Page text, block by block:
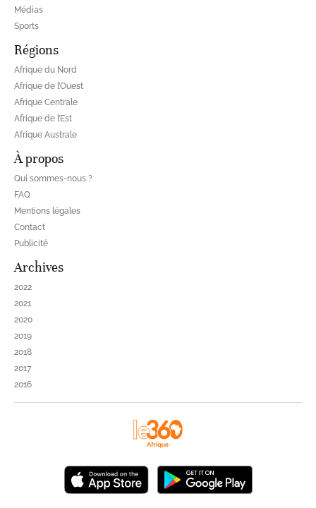
Médias
Sports
Régions
Afrique du Nord
Afrique de l’Ouest
Afrique Centrale
Afrique de l’Est
Afrique Australe
À propos
Qui sommes-nous ?
FAQ
Mentions légales
Contact
Publicité
Archives
2022
2021
2020
2019
2018
2017
2016